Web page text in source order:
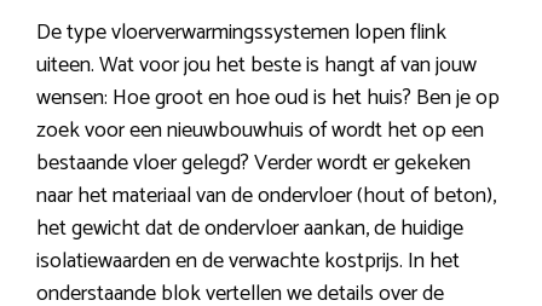
De type vloerverwarmingssystemen lopen flink
uiteen. Wat voor jou het beste is hangt af van jouw
wensen: Hoe groot en hoe oud is het huis? Ben je op
zoek voor een nieuwbouwhuis of wordt het op een
bestaande vloer gelegd? Verder wordt er gekeken
naar het materiaal van de ondervloer (hout of beton),
het gewicht dat de ondervloer aankan, de huidige
isolatiewaarden en de verwachte kostprijs. In het
onderstaande blok vertellen we details over de